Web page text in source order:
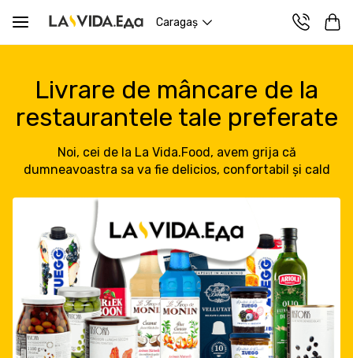
Caragaş
Livrare de mâncare de la
restaurantele tale preferate
Noi, cei de la La Vida.Food, avem grija că
dumneavoastra sa va fie delicios, confortabil și cald